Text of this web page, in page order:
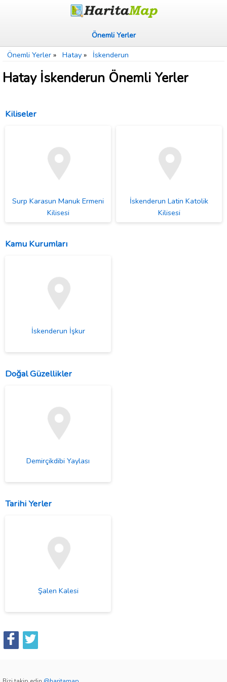
Önemli Yerler
Önemli Yerler » Hatay » İskenderun
Hatay İskenderun Önemli Yerler
Kiliseler
Surp Karasun Manuk Ermeni
Kilisesi
İskenderun Latin Katolik
Kilisesi
Kamu Kurumları
İskenderun İşkur
Doğal Güzellikler
Demirçikdibi Yaylası
Tarihi Yerler
Şalen Kalesi